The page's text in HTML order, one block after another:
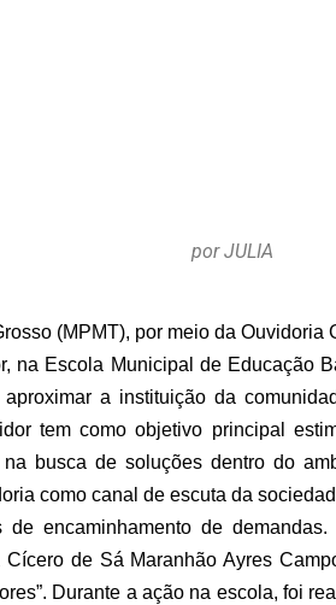
por JULIA
(MPMT), por meio da Ouvidoria
na Escola Municipal de Educação
a instituição da
tem como objetivo principal
busca de soluções dentro do
como canal de escuta da
de encaminhamento de
de Sá Maranhão Ayres
Durante a ação na escola, foi